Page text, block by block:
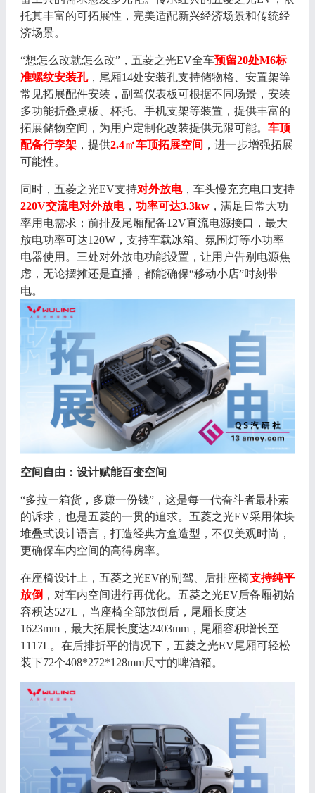
托其丰富的可拓展性，完美适配新兴经济场景和传统经
济场景。
“想怎么改就怎么改”，五菱之光EV全车预留20处M6标
准螺纹安装孔，尾厢14处安装孔支持储物格、安置架等
常见拓展配件安装， 副驾仪表板可根据不同场景，安装
多功能折叠桌板、杯托、手机支架等装置，提供丰富的
拓展储物空间，为用户定制化改装提供无限可能。 车顶
配备行李架，提供2.4㎡车顶拓展空间 ，进一步增强拓展
可能性。
同时，五菱之光EV支持对外放电，车头慢充充电口支持
220V交流电对外放电， 功率可达3.3kw，满足 日常大功
率用电需求； 前排及 尾厢配备12V直流电源接口，最大
放电功率可达120W，支持车载冰箱、氛围灯等小功率
电器使用。 三处对外放电功能设置，让用户告别电源焦
虑，无论摆摊还是直播，都能确保“移动小店”时刻带
电。
空间自由： 设计赋能百变空间
“多拉一箱货，多赚一份钱”，这是每一代奋斗者最朴素
的诉求，也是五菱的一贯的追求。五菱之光EV采用体块
堆叠式设计语言，打造经典方盒造型，不仅美观时尚，
更确保车内空间的高得房率。
在座椅设计上，五菱之光EV的副驾、后排座椅支持纯平
放倒 ，对车内空间进行再优化。五菱之光EV后备厢初始
容积达527L，当座椅全部放倒后，尾厢长度达
1623mm，最大拓展长度达2403mm，尾厢容积增长至
1117L。在后排折平的情况下，五菱之光EV尾厢可轻松
装下72个408*272*128mm尺寸的啤酒箱。